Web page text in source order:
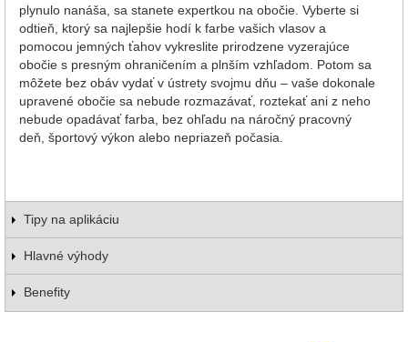
plynulo nanáša, sa stanete expertkou na obočie. Vyberte si
odtieň, ktorý sa najlepšie hodí k farbe vašich vlasov a
pomocou jemných ťahov vykreslite prirodzene vyzerajúce
obočie s presným ohraničením a plnším vzhľadom. Potom sa
môžete bez obáv vydať v ústrety svojmu dňu – vaše dokonale
upravené obočie sa nebude rozmazávať, roztekať ani z neho
nebude opadávať farba, bez ohľadu na náročný pracovný
deň, športový výkon alebo nepriazeň počasia.
Tipy na aplikáciu
Hlavné výhody
Benefity